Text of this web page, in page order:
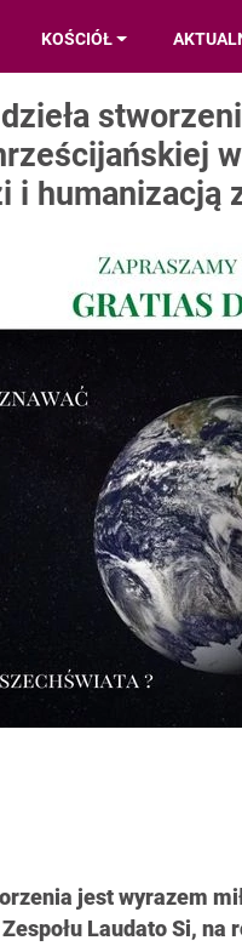
KOŚCIÓŁ
i humanizacją
jest wyrazem
Laudato Si,